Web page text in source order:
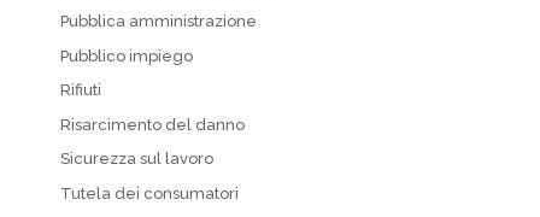
Pubblica amministrazione
Pubblico impiego
Rifiuti
Risarcimento del danno
Sicurezza sul lavoro
Tutela dei consumatori